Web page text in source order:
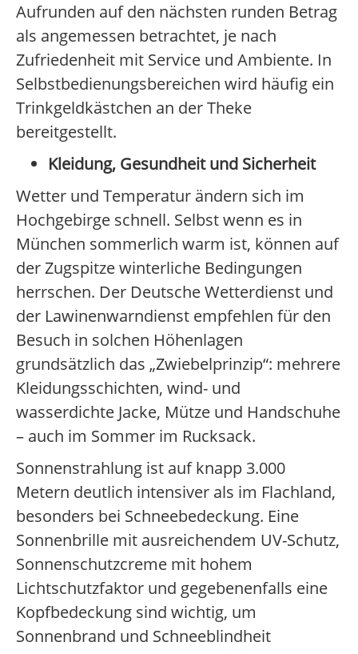
Aufrunden auf den nächsten runden Betrag
als angemessen betrachtet, je nach
Zufriedenheit mit Service und Ambiente. In
Selbstbedienungsbereichen wird häufig ein
Trinkgeldkästchen an der Theke
bereitgestellt.
Kleidung, Gesundheit und Sicherheit
Wetter und Temperatur ändern sich im
Hochgebirge schnell. Selbst wenn es in
München sommerlich warm ist, können auf
der Zugspitze winterliche Bedingungen
herrschen. Der Deutsche Wetterdienst und
der Lawinenwarndienst empfehlen für den
Besuch in solchen Höhenlagen
grundsätzlich das „Zwiebelprinzip“: mehrere
Kleidungsschichten, wind- und
wasserdichte Jacke, Mütze und Handschuhe
– auch im Sommer im Rucksack.
Sonnenstrahlung ist auf knapp 3.000
Metern deutlich intensiver als im Flachland,
besonders bei Schneebedeckung. Eine
Sonnenbrille mit ausreichendem UV-Schutz,
Sonnenschutzcreme mit hohem
Lichtschutzfaktor und gegebenenfalls eine
Kopfbedeckung sind wichtig, um
Sonnenbrand und Schneeblindheit